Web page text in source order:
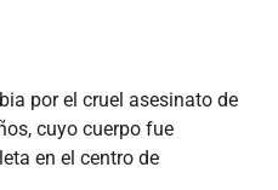
por el cruel asesinato de
cuyo cuerpo fue
en el centro de